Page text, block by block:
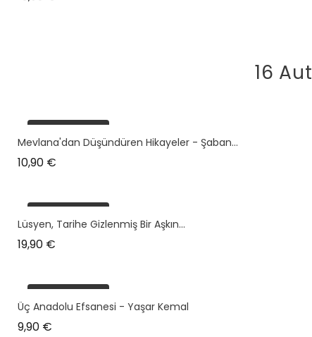
16
plus en stock
Mevlana'dan Düşündüren Hikayeler - Şaban...
10,90 €
plus en stock
Lüsyen, Tarihe Gizlenmiş Bir Aşkın...
19,90 €
plus en stock
Üç Anadolu Efsanesi - Yaşar Kemal
9,90 €